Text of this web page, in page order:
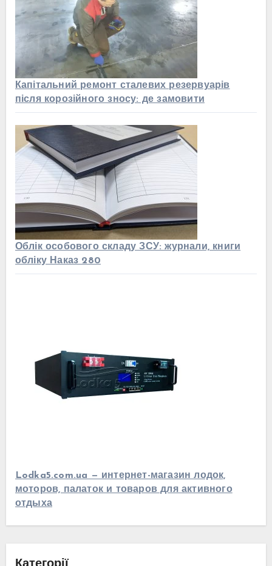
Капітальний ремонт сталевих резервуарів
після корозійного зносу: де замовити
Облік особового складу ЗСУ: журнали, книги
обліку Наказ 280
Lodka5.com.ua — интернет-магазин лодок,
моторов, палаток и товаров для активного
отдыха